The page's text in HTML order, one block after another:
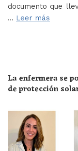
documento que
… Leer más
La enfermera se
de protección